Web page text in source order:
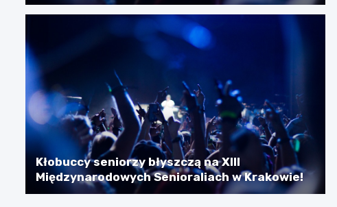
Kłobuccy seniorzy błyszczą na XIII
Międzynarodowych Senioraliach w Krakowie!